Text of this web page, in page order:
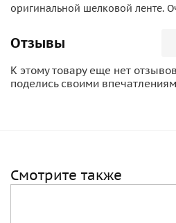
оригинальной шелковой ленте.
Отзывы
К этому товару еще нет
поделись своими
Смотрите также